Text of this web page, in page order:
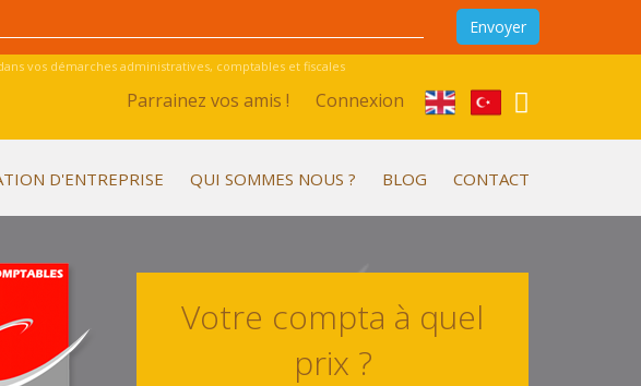
vos démarches administratives, comptables et fiscales
Parrainez vos amis ! Connexion
D'ENTREPRISE QUI SOMMES NOUS ? BLOG CONTACT
Votre compta à quel
prix ?